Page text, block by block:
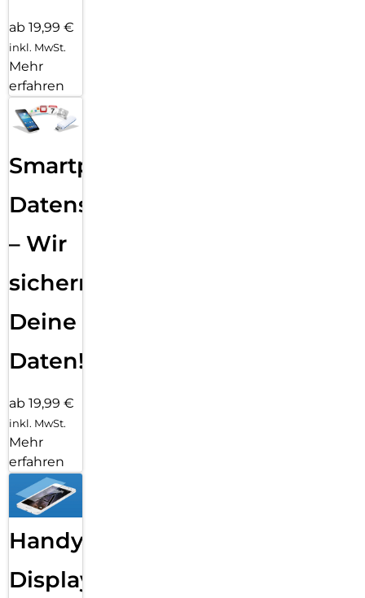
ab 19,99 €
inkl. MwSt.
Mehr
erfahren
Smartphone
Datensicherung
– Wir
sichern
Deine
Daten!
ab 19,99 €
inkl. MwSt.
Mehr
erfahren
Handy
Displayfolie